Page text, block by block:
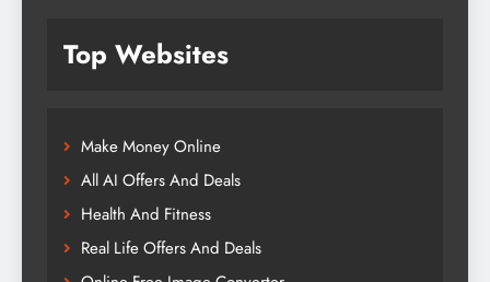
Top Websites
Make Money Online
All AI Offers And Deals
Health And Fitness
Real Life Offers And Deals